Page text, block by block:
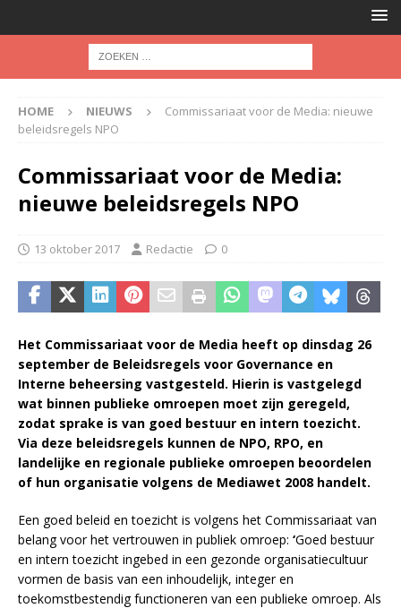
HOME NIEUWS
Commissariaat voor de Media: nieuwe
beleidsregels NPO
Commissariaat voor de Media:
nieuwe beleidsregels NPO
13 oktober 2017 Redactie 0
Het Commissariaat voor de Media heeft op dinsdag 26
september de Beleidsregels voor Governance en
Interne beheersing vastgesteld. Hierin is vastgelegd
wat binnen publieke omroepen moet zijn geregeld,
zodat sprake is van goed bestuur en intern toezicht.
Via deze beleidsregels kunnen de NPO, RPO, en
landelijke en regionale publieke omroepen beoordelen
of hun organisatie volgens de Mediawet 2008 handelt.
Een goed beleid en toezicht is volgens het Commissariaat van
belang voor het vertrouwen in publiek omroep: ‘Goed bestuur
en intern toezicht ingebed in een gezonde organisatiecultuur
vormen de basis van een inhoudelijk, integer en
toekomstbestendig functioneren van een publieke omroep. Als